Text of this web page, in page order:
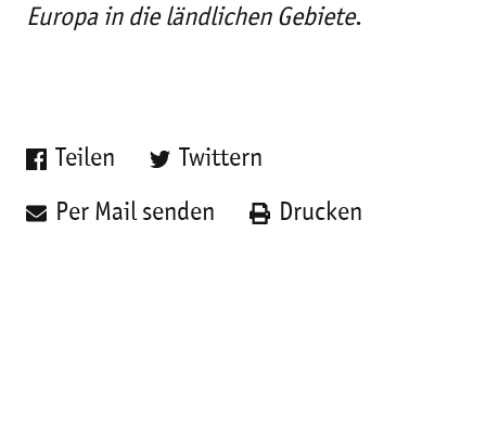
Europa in die ländlichen Gebiete.
Teilen Twittern
Per Mail senden Drucken